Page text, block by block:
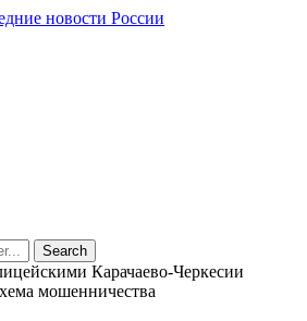
Карачаево-Черкесии
мошенничества